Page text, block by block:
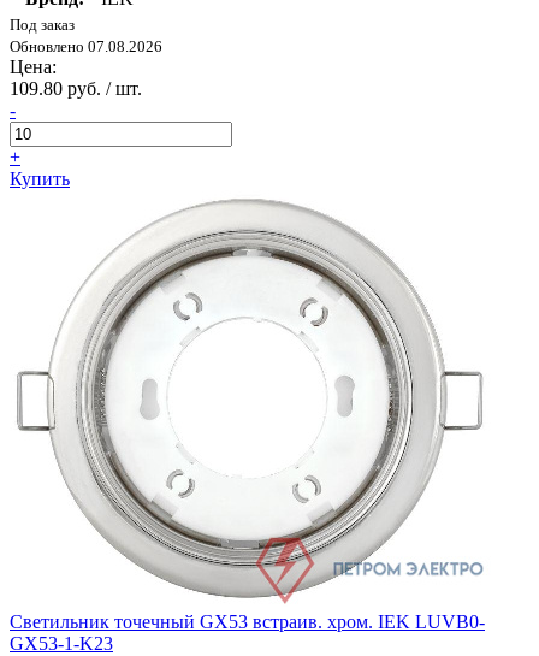
Под заказ
Обновлено 07.08.2026
Цена:
109.80 руб. / шт.
-
+
Купить
Светильник точечный GX53 встраив. хром. IEK LUVB0-
GX53-1-K23